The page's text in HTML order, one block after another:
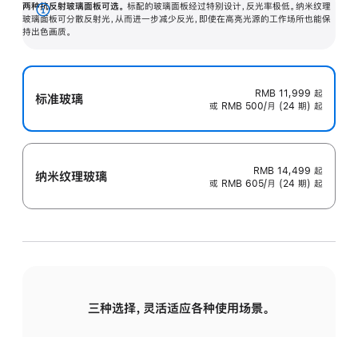
两种抗反射玻璃面板可选。 标配的玻璃面板经过特别设计，反光率极低。纳米纹理
玻璃面板可分散反射光，从而进一步减少反光，即使在高亮光源的工作场所也能保
持出色画质。
展
开
标准玻璃 RMB 11,999 起
或 RMB 500/月 (24 期) 起
纳米纹理玻璃 RMB 14,499 起
或 RMB 605/月 (24 期) 起
三种选择，灵活适应各种使用场景。